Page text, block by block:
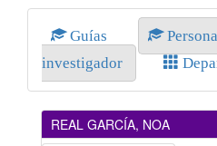
Guías
investigador
REAL GARCÍA, NOA